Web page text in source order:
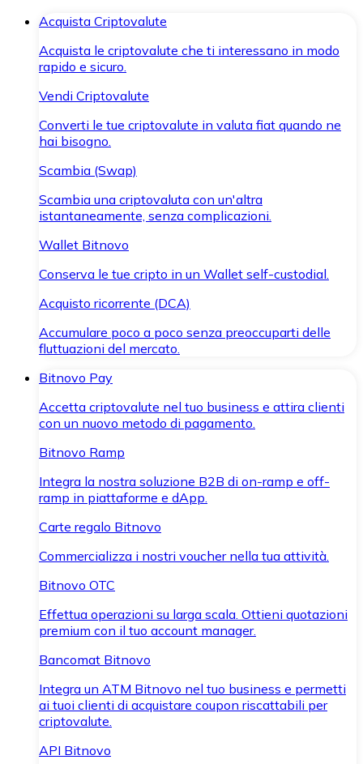
Acquista Criptovalute
Acquista le criptovalute che ti interessano in modo
rapido e sicuro.
Vendi Criptovalute
Converti le tue criptovalute in valuta fiat quando ne
hai bisogno.
Scambia (Swap)
Scambia una criptovaluta con un'altra
istantaneamente, senza complicazioni.
Wallet Bitnovo
Conserva le tue cripto in un Wallet self-custodial.
Acquisto ricorrente (DCA)
Accumulare poco a poco senza preoccuparti delle
fluttuazioni del mercato.
Bitnovo Pay
Accetta criptovalute nel tuo business e attira clienti
con un nuovo metodo di pagamento.
Bitnovo Ramp
Integra la nostra soluzione B2B di on-ramp e off-
ramp in piattaforme e dApp.
Carte regalo Bitnovo
Commercializza i nostri voucher nella tua attività.
Bitnovo OTC
Effettua operazioni su larga scala. Ottieni quotazioni
premium con il tuo account manager.
Bancomat Bitnovo
Integra un ATM Bitnovo nel tuo business e permetti
ai tuoi clienti di acquistare coupon riscattabili per
criptovalute.
API Bitnovo